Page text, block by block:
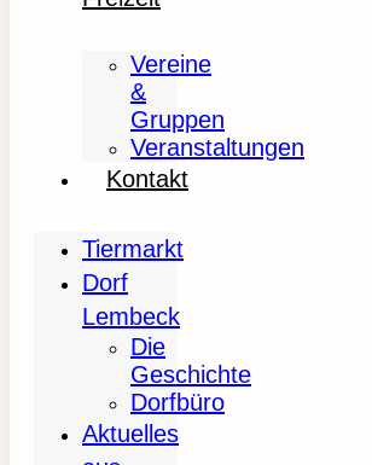
Vereine
&
Gruppen
Veranstaltungen
Kontakt
Tiermarkt
Dorf
Lembeck
Die
Geschichte
Dorfbüro
Aktuelles